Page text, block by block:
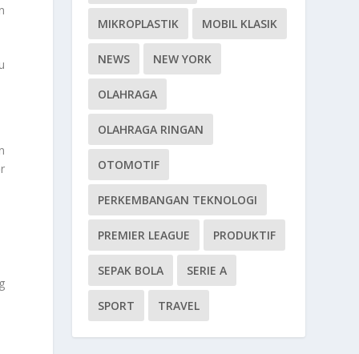
MIKROPLASTIK MOBIL KLASIK
NEWS NEW YORK
OLAHRAGA
OLAHRAGA RINGAN
OTOMOTIF
PERKEMBANGAN TEKNOLOGI
PREMIER LEAGUE PRODUKTIF
SEPAK BOLA SERIE A
SPORT TRAVEL